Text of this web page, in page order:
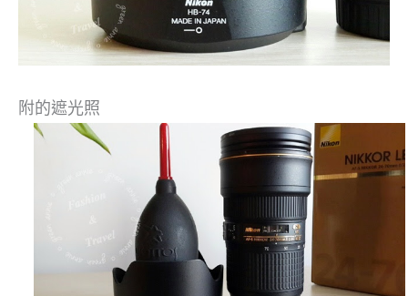
附的遮光照